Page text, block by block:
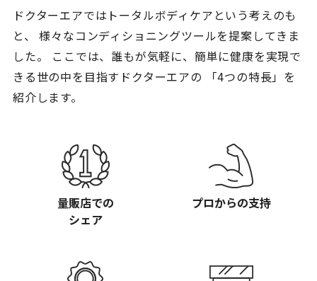
ドクターエアではトータルボディケアという考えのも
と、
様々なコンディショニングツールを提案してきま
した。
ここでは、誰もが気軽に、簡単に健康を実現で
きる世の中を目指すドクターエアの 「4つの特長」を
紹介します。
量販店での
シェア
プロからの支持